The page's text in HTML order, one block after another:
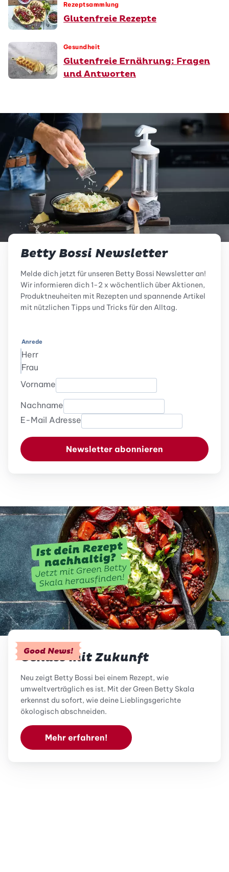
Rezeptsammlung
Glutenfreie Rezepte
Gesundheit
Glutenfreie Ernährung: Fragen
und Antworten
Betty Bossi Newsletter
Melde dich jetzt für unseren Betty Bossi Newsletter an!
Wir informieren dich 1-2 x wöchentlich über Aktionen,
Produktneuheiten mit Rezepten und spannende Artikel
mit nützlichen Tipps und Tricks für den Alltag.
Anrede
Herr
Frau
Vorname
Nachname
E-Mail Adresse
Newsletter abonnieren
Good News!
Genuss mit Zukunft
Neu zeigt Betty Bossi bei einem Rezept, wie
umweltverträglich es ist. Mit der Green Betty Skala
erkennst du sofort, wie deine Lieblingsgerichte
ökologisch abschneiden.
Mehr erfahren!